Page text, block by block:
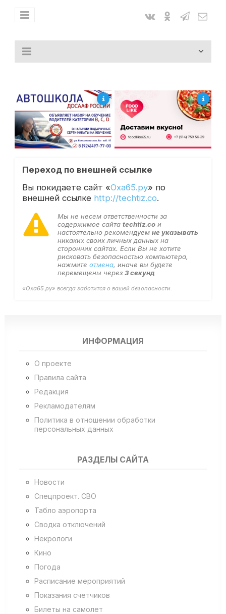
Переход по внешней ссылке
Вы покидаете сайт «Оха65.ру» по
внешней ссылке http://techtiz.co.
Мы не несем ответственности за
содержимое сайта techtiz.coи
настоятельно рекомендуем не указывать
никаких своих личных данных на
сторонних сайтах. Если Вы не хотите
рисковать безопасностью компьютера,
нажмите отмена, иначе вы будете
перемещены через 3секунд
«Оха65.ру» всегда заботится о вашей безопасности.
ИНФОРМАЦИЯ
О проекте
Правила сайта
Редакция
Рекламодателям
Политика в отношении обработки
персональных данных
РАЗДЕЛЫ САЙТА
Новости
Спецпроект. СВО
Табло аэропорта
Сводка отключений
Некрологи
Кино
Погода
Расписание мероприятий
Показания счетчиков
Билеты на самолет